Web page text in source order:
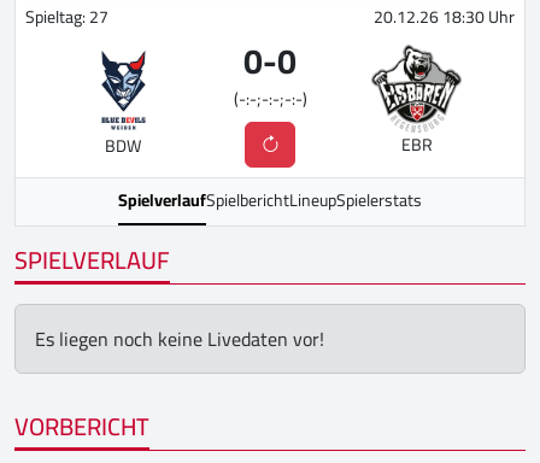
Spieltag: 27 20.12.26 18:30 Uhr
BDW
0-0
(-:-;-:-;-:-)
EBR
SpielverlaufSpielberichtLineupSpielerstats
SPIELVERLAUF
Es liegen noch keine Livedaten vor!
VORBERICHT